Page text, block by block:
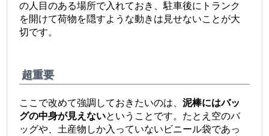
の人目のある場所で入れておき、駐車後にトランク
を開けて荷物を隠すような動きは見せないことが大
切です。
超重要
ここで改めて強調しておきたいのは、泥棒にはバッ
グの中身が見えないということです。たとえ空のバ
ッグや、土産物しか入っていないビニール袋であっ